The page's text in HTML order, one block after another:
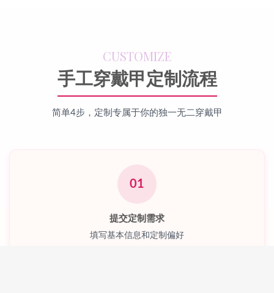
CUSTOMIZE
手工穿戴甲定制流程
简单4步，定制专属于你的独一无二穿戴甲
01
提交定制需求
填写基本信息和定制偏好